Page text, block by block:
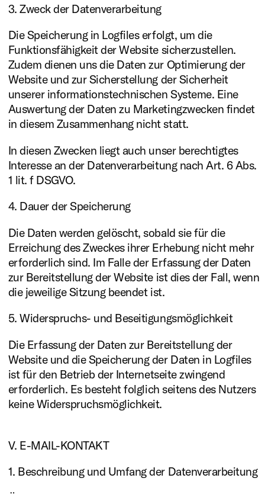
3. Zweck der Datenverarbeitung
Die Speicherung in Logfiles erfolgt, um die
Funktionsfähigkeit der Website sicherzustellen.
Zudem dienen uns die Daten zur Optimierung der
Website und zur Sicherstellung der Sicherheit
unserer informationstechnischen Systeme. Eine
Auswertung der Daten zu Marketingzwecken findet
in diesem Zusammenhang nicht statt.
In diesen Zwecken liegt auch unser berechtigtes
Interesse an der Datenverarbeitung nach Art. 6 Abs.
1 lit. f DSGVO.
4. Dauer der Speicherung
Die Daten werden gelöscht, sobald sie für die
Erreichung des Zweckes ihrer Erhebung nicht mehr
erforderlich sind. Im Falle der Erfassung der Daten
zur Bereitstellung der Website ist dies der Fall, wenn
die jeweilige Sitzung beendet ist.
5. Widerspruchs- und Beseitigungsmöglichkeit
Die Erfassung der Daten zur Bereitstellung der
Website und die Speicherung der Daten in Logfiles
ist für den Betrieb der Internetseite zwingend
erforderlich. Es besteht folglich seitens des Nutzers
keine Widerspruchsmöglichkeit.
V. E-MAIL-KONTAKT
1. Beschreibung und Umfang der Datenverarbeitung